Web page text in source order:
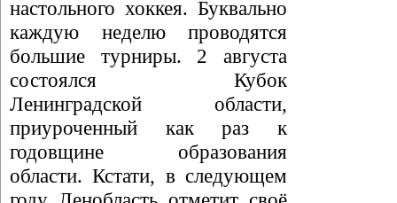
настольного хоккея. Буквально
каждую неделю проводятся
большие турниры. 2 августа
состоялся Кубок
Ленинградской области,
приуроченный как раз к
годовщине образования
области. Кстати, в следующем